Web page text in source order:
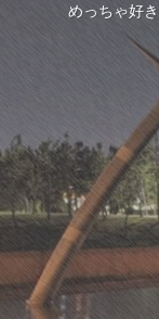
めっちゃ好